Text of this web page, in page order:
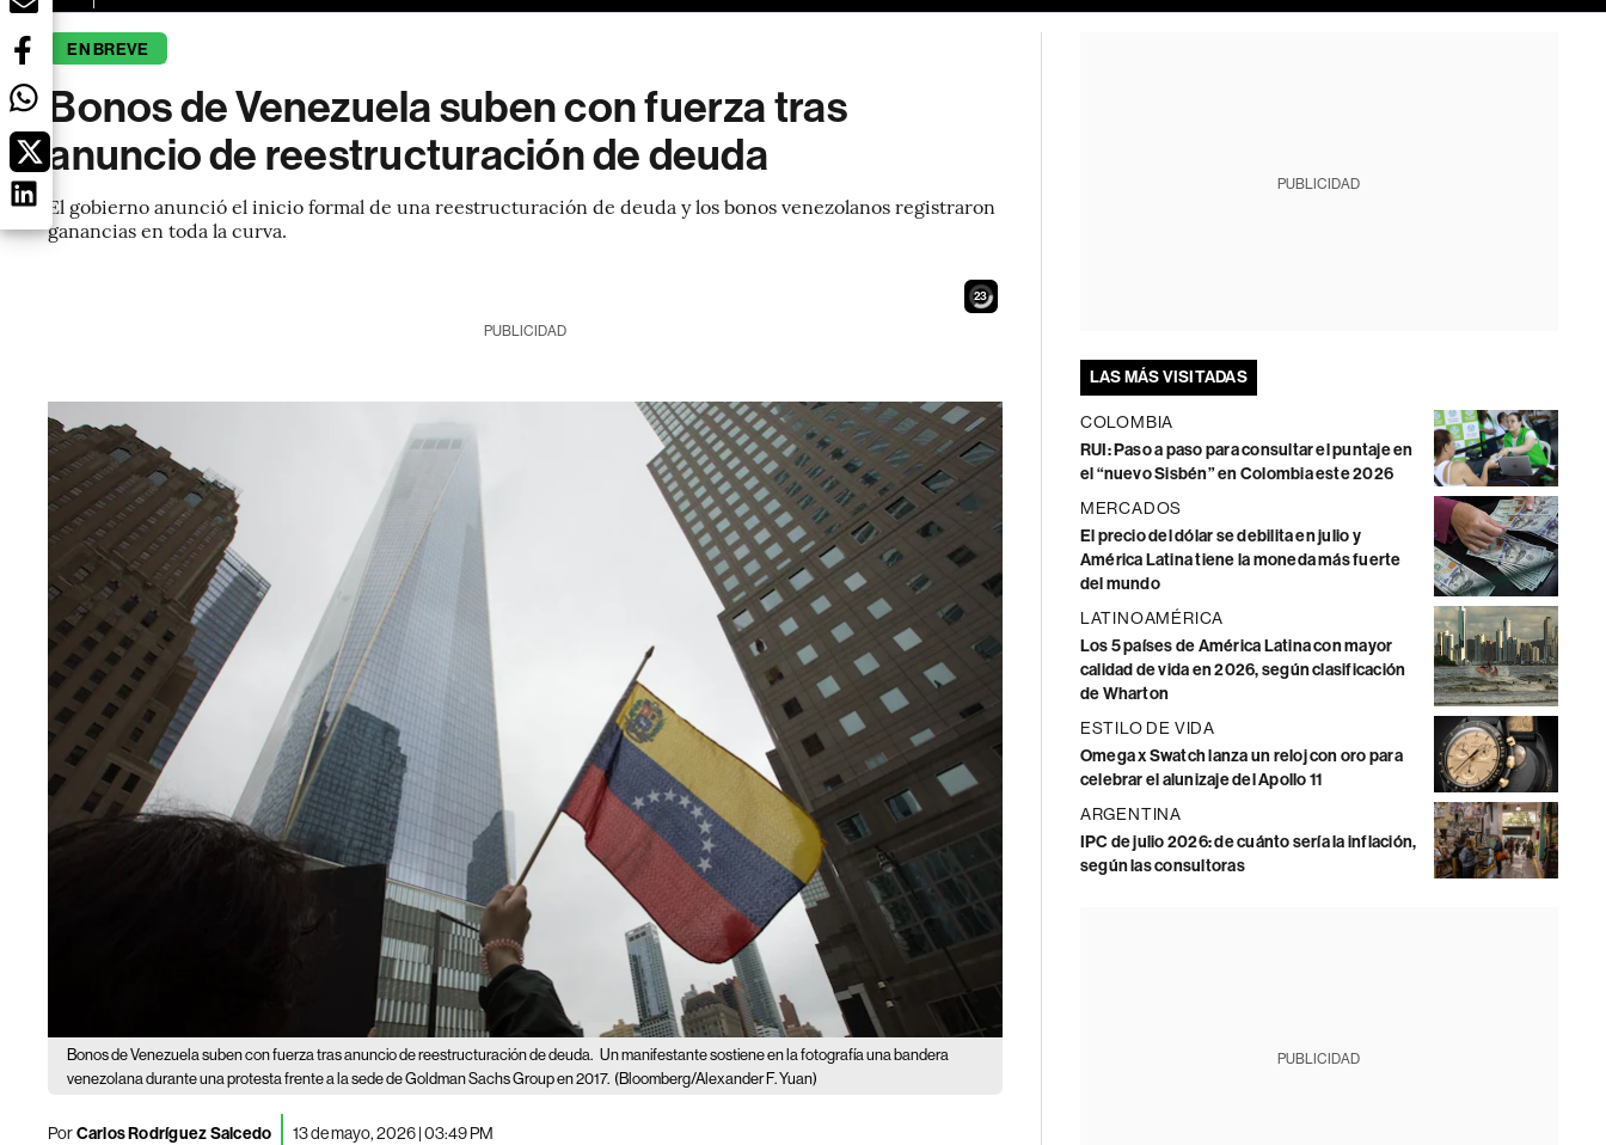
EN BREVE
Bonos de Venezuela suben con fuerza tras
anuncio de reestructuración de deuda
El gobierno anunció el inicio formal de una reestructuración de deuda y los bonos venezolanos registraron
ganancias en toda la curva.
21
PUBLICIDAD
Bonos de Venezuela suben con fuerza tras anuncio de reestructuración de deuda. Un manifestante sostiene en la fotografía una bandera
venezolana durante una protesta frente a la sede de Goldman Sachs Group en 2017. (Bloomberg/Alexander F. Yuan)
PorCarlos Rodríguez Salcedo 13 de mayo, 2026 | 03:49 PM
PUBLICIDAD
LAS MÁS VISITADAS
COLOMBIA
RUI: Paso a paso para consultar el puntaje en
el “nuevo Sisbén” en Colombia este 2026
MERCADOS
El precio del dólar se debilita en julio y
América Latina tiene la moneda más fuerte
del mundo
LATINOAMÉRICA
Los 5 países de América Latina con mayor
calidad de vida en 2026, según clasificación
de Wharton
ESTILO DE VIDA
Omega x Swatch lanza un reloj con oro para
celebrar el alunizaje del Apollo 11
ARGENTINA
IPC de julio 2026: de cuánto sería la inflación,
según las consultoras
PUBLICIDAD